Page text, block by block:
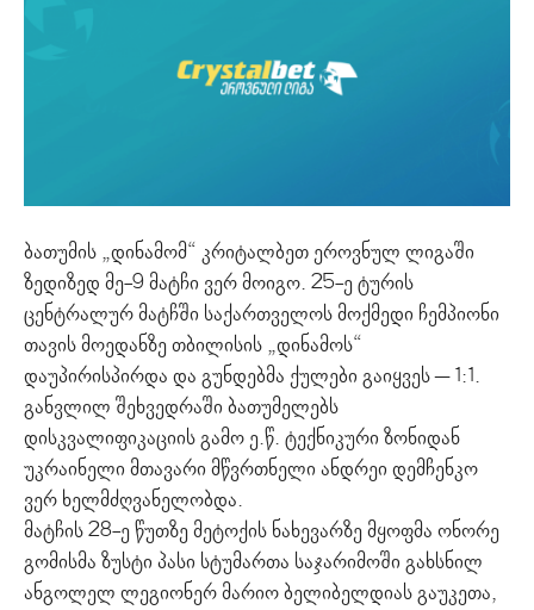
ბათუმის „დინამომ“ კრიტალბეთ ეროვნულ ლიგაში
ზედიზედ მე-9 მატჩი ვერ მოიგო. 25-ე ტურის
ცენტრალურ მატჩში საქართველოს მოქმედი ჩემპიონი
თავის მოედანზე თბილისის „დინამოს“
დაუპირისპირდა და გუნდებმა ქულები გაიყვეს – 1:1.
განვლილ შეხვედრაში ბათუმელებს
დისკვალიფიკაციის გამო ე.წ. ტექნიკური ზონიდან
უკრაინელი მთავარი მწვრთნელი ანდრეი დემჩენკო
ვერ ხელმძღვანელობდა.
მატჩის 28-ე წუთზე მეტოქის ნახევარზე მყოფმა ონორე
გომისმა ზუსტი პასი სტუმართა საჯარიმოში გახსნილ
ანგოლელ ლეგიონერ მარიო ბელიბელდიას გაუკეთა,